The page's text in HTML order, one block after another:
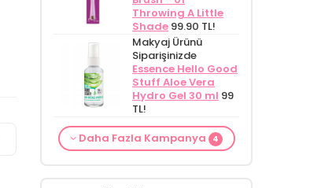
Throwing A Little
Shade 99.90 TL!
Makyaj Ürünü
Siparişinizde
Essence Hello Good
Stuff Aloe Vera
Hydro Gel 30 ml 99
TL!
From Natura
Kadınlar İçin
Terleme Karşıtı
Makyaj Kategorisine
Özel Fiyatİdea
Derma Glikolik Asit
Cilt Bakım ürünü
siparişinizde
Makyaj Ürünü
Siparişinizdeİnnova
Wash Gel Purifying
Daha Fazla Kampanya 4